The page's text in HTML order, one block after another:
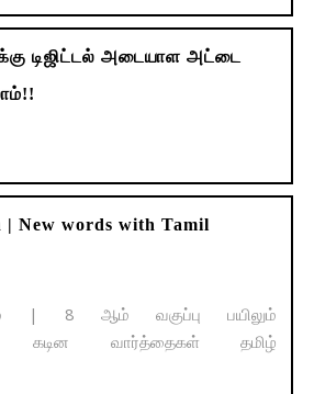
டிஜிட்டல் அடையாள அட்டை
| New words with Tamil
| 8 ஆம் வகுப்பு பயிலும்
கடின வார்த்தைகள் தமிழ்